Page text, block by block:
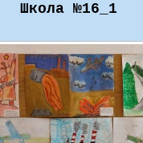
Школа №16_1